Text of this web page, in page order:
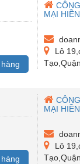
MẠI
Lô
MẠI
Lô